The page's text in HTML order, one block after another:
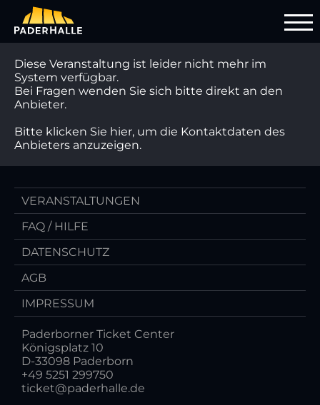
Diese Veranstaltung ist leider nicht mehr im
System verfügbar.
Bei Fragen wenden Sie sich bitte direkt an den
Anbieter.
Bitte klicken Sie hier, um die Kontaktdaten des
Anbieters anzuzeigen.
VERANSTALTUNGEN
FAQ / HILFE
DATENSCHUTZ
AGB
IMPRESSUM
Paderborner Ticket Center
Königsplatz 10
D-33098 Paderborn
+49 5251 299750
ticket@paderhalle.de